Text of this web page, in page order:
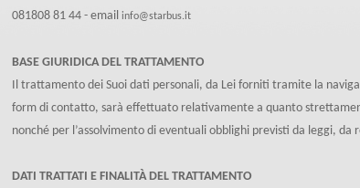
081808 81 44 - email info@starbus.it
BASE GIURIDICA DEL TRATTAMENTO
Il trattamento dei Suoi dati personali, da Lei forniti tramite la
form di contatto, sarà effettuato relativamente a quanto
nonché per l’assolvimento di eventuali obblighi previsti da leggi,
DATI TRATTATI E FINALITÀ DEL TRATTAMENTO